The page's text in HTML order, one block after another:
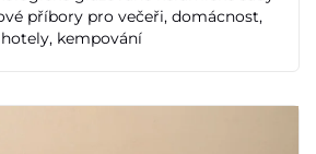
příbory pro večeři, domácnost,
hotely, kempování